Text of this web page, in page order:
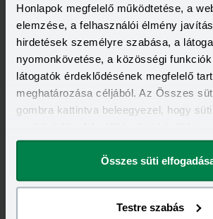
Honlapok megfelelő működtetése, a
elemzése, a felhasználói élmény
hirdetések személyre szabása, a
nyomonkövetése, a közösségi
látogatók érdeklődésének megfelelő
meghatározása céljából. Az Összes
gombra kattintva beleegyezel, hogy
megváltoztathatod.
Összes süti
Testre szabás
Értékelda Generali-ot!
5,00/1